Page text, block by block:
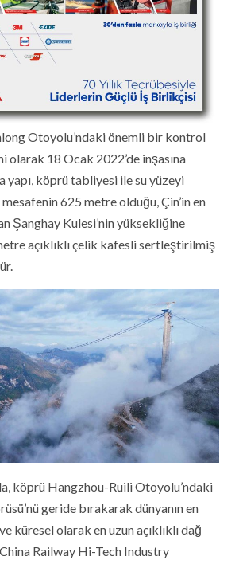
Otoyolu’ndaki önemli bir kontrol
olarak 18 Ocak 2022’de inşasına
yapı, köprü tabliyesi ile su yüzeyi
625 metre olduğu, Çin’in en
Şanghay Kulesi’nin yüksekliğine
açıklıklı çelik kafesli sertleştirilmiş
köprü Hangzhou-Ruili Otoyolu’ndaki
geride bırakarak dünyanın en
küresel olarak en uzun açıklıklı dağ
Railway Hi-Tech Industry